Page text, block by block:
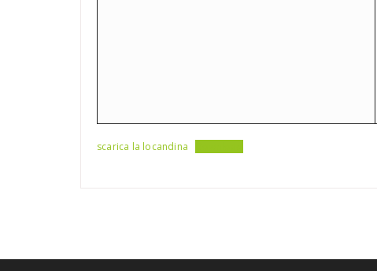
scarica la locandina